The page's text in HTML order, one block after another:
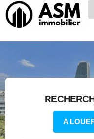
principal
A